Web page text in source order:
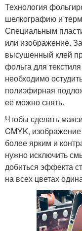
Технология
шелкографию и
Специальным
или изображение.
высушенный клей
фольга для
необходимо
полиэфирная
её можно снять.
Чтобы сделать
CMYK,
более ярким и
нужно исключить
добиться эффекта
на всех цветах